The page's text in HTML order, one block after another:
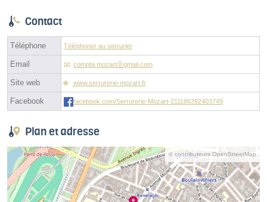
Contact
Téléphone Téléphoner au serrurier
Email compta.mozartⓐgmail.com
Site web www.serrurerie-mozart.fr
Facebook facebook.com/Serrurerie-Mozart-211186392403749
Plan et adresse
© contributeurs OpenStreetMap